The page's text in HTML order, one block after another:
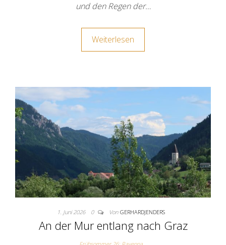
und den Regen der…
Weiterlesen
1. Juni 2026 0 Von GERHARDJENDERS
An der Mur entlang nach Graz